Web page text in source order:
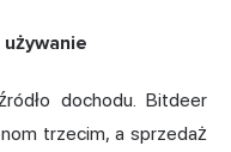
dochodu. Bitdeer
trzecim, a sprzedaż